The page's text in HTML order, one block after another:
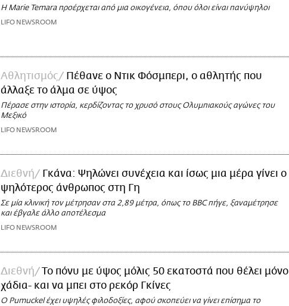
Η Marie Temara προέρχεται από μια οικογένεια, όπου όλοι είναι πανύψηλοι
LIFO NEWSROOM
Αθλητισμός
Πέθανε ο Ντικ Φόσμπερι, ο αθλητής που
άλλαξε το άλμα σε ύψος
Πέρασε στην ιστορία, κερδίζοντας το χρυσό στους Ολυμπιακούς αγώνες του
Μεξικό
LIFO NEWSROOM
Διεθνή
Γκάνα: Ψηλώνει συνέχεια και ίσως μια μέρα γίνει ο
ψηλότερος άνθρωπος στη Γη
Σε μία κλινική τον μέτρησαν στα 2,89 μέτρα, όπως το BBC πήγε, ξαναμέτρησε
και έβγαλε άλλο αποτέλεσμα
LIFO NEWSROOM
Διεθνή
Το πόνυ με ύψος μόλις 50 εκατοστά που θέλει μόνο
χάδια- και να μπει στο ρεκόρ Γκίνες
Ο Pumuckel έχει υψηλές φιλοδοξίες, αφού σκοπεύει να γίνει επίσημα το